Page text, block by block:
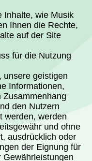
Inhalte, wie Musik
Ihnen die Rechte,
auf der Site
für die Nutzung
unsere geistigen
Informationen,
Zusammenhang
den Nutzern
werden, werden
und ohne
ausdrücklich oder
der Eignung für